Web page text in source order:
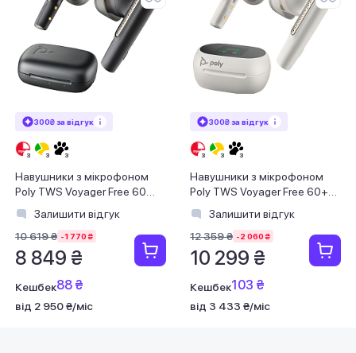
300₴ за відгук
Навушники з мікрофоном
Poly TWS Voyager Free 60
Earbuds + BT700C + BCHC
Black
Залишити відгук
10 619 ₴ -1 770 ₴
8 849 ₴
Кешбек88 ₴
від 2 950 ₴/міс
300₴ за відгук
Навушники з мікрофоном
Poly TWS Voyager Free 60+
Earbuds + BT700C + TSCHC
White
Залишити відгук
12 359 ₴ -2 060 ₴
10 299 ₴
Кешбек103 ₴
від 3 433 ₴/міс